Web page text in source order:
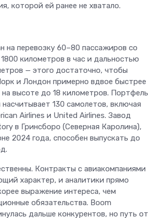
которой ей ранее не хватало.
на перевозку 60–80 пассажиров со
километров в час и дальностью
— этого достаточно, чтобы
и Лондон примерно вдвое быстрее
высоте до 18 километров. Портфель
130 самолетов, включая
Airlines и United Airlines. Завод
в Гринсборо (Северная Каролина),
2024 года, способен выпускать до
Контракты с авиакомпаниями
характер, и аналитики прямо
выражение интереса, чем
обязательства. Boom
дальше конкурентов, но путь от